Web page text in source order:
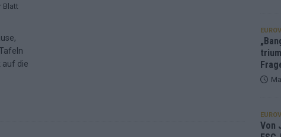
Café, neue Westernstadt: Der Europa-Park 2026 setzt auf viele
Israel problematisch, Deutschland strukturell gescheitert – das
Blatt
auf die
Von